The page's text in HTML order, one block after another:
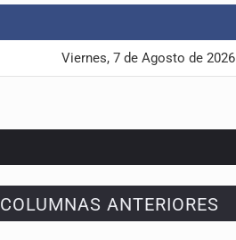
Viernes, 7 de Agosto de 2026
COLUMNAS ANTERIORES